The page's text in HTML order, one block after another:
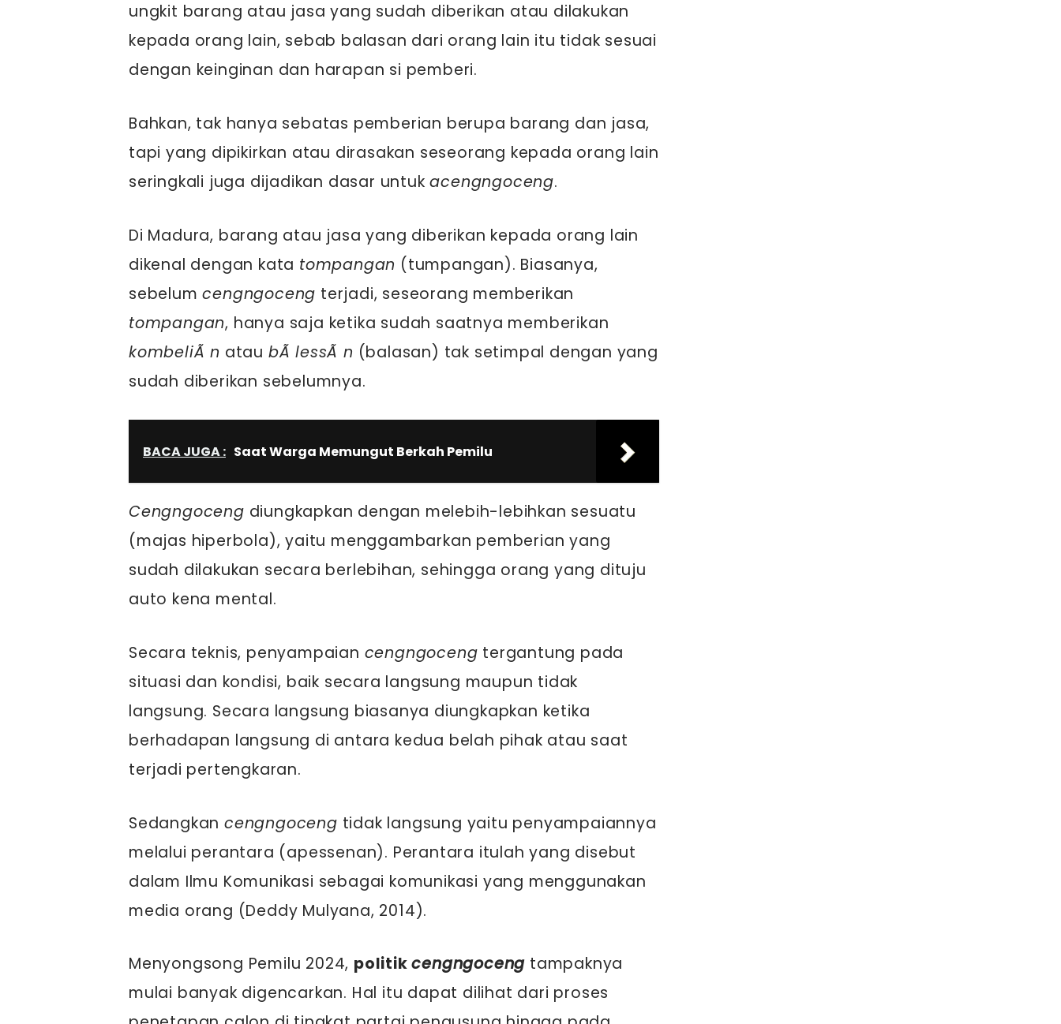
ungkit barang atau jasa yang sudah diberikan atau dilakukan
kepada orang lain, sebab balasan dari orang lain itu tidak sesuai
dengan keinginan dan harapan si pemberi.
Bahkan, tak hanya sebatas pemberian berupa barang dan jasa,
tapi yang dipikirkan atau dirasakan seseorang kepada orang lain
seringkali juga dijadikan dasar untukacengngoceng.
Di Madura, barang atau jasa yang diberikan kepada orang lain
dikenal dengan kata tompangan (tumpangan). Biasanya,
sebelumcengngoceng terjadi, seseorang memberikan
tompangan, hanya saja ketika sudah saatnya memberikan
kombeliÃ n atau bÃ lessÃ n (balasan) tak setimpal dengan yang
sudah diberikan sebelumnya.
BACA JUGA : Saat Warga Memungut Berkah Pemilu
Cengngoceng diungkapkan dengan melebih-lebihkan sesuatu
(majas hiperbola), yaitu menggambarkan pemberian yang
sudah dilakukan secara berlebihan, sehingga orang yang dituju
auto kena mental.
Secara teknis, penyampaian cengngoceng tergantung pada
situasi dan kondisi, baik secara langsung maupun tidak
langsung. Secara langsung biasanya diungkapkan ketika
berhadapan langsung di antara kedua belah pihak atau saat
terjadi pertengkaran.
Sedangkan cengngoceng tidak langsung yaitu penyampaiannya
melalui perantara (apessenan). Perantara itulah yang disebut
dalam Ilmu Komunikasi sebagai komunikasi yang menggunakan
media orang (Deddy Mulyana, 2014).
Menyongsong Pemilu 2024, politikcengngoceng tampaknya
mulai banyak digencarkan. Hal itu dapat dilihat dari proses